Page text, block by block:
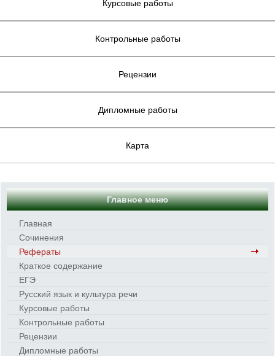
Курсовые работы
Контрольные работы
Рецензии
Дипломные работы
Карта
Главное меню
Главная
Сочинения
Рефераты
Краткое содержание
ЕГЭ
Русский язык и культура речи
Курсовые работы
Контрольные работы
Рецензии
Дипломные работы